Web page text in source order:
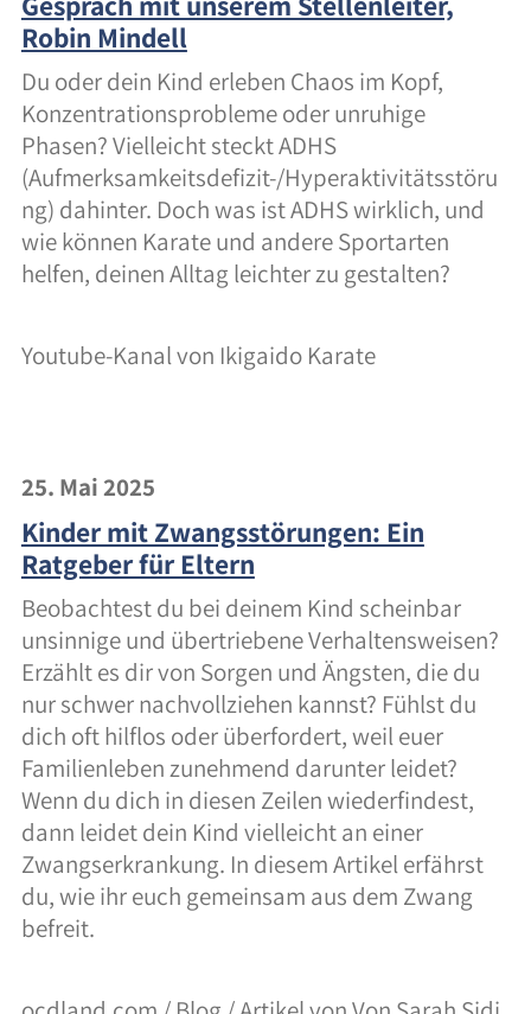
Robin Mindell
Du oder dein Kind erleben Chaos im Kopf,
Konzentrationsprobleme oder unruhige
Phasen? Vielleicht steckt ADHS
(Aufmerksamkeitsdefizit-/Hyperaktivitätsstöru
ng) dahinter. Doch was ist ADHS wirklich, und
wie können Karate und andere Sportarten
helfen, deinen Alltag leichter zu gestalten?
Youtube-Kanal von Ikigaido Karate
25. Mai 2025
Kinder mit Zwangsstörungen: Ein
Ratgeber für Eltern
Beobachtest du bei deinem Kind scheinbar
unsinnige und übertriebene Verhaltensweisen?
Erzählt es dir von Sorgen und Ängsten, die du
nur schwer nachvollziehen kannst? Fühlst du
dich oft hilflos oder überfordert, weil euer
Familienleben zunehmend darunter leidet?
Wenn du dich in diesen Zeilen wiederfindest,
dann leidet dein Kind vielleicht an einer
Zwangserkrankung. In diesem Artikel erfährst
du, wie ihr euch gemeinsam aus dem Zwang
befreit.